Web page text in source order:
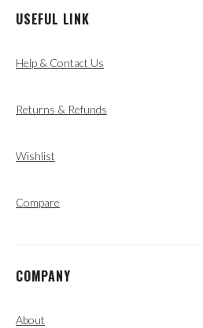
USEFUL LINK
Help & Contact Us
Returns & Refunds
Wishlist
Compare
COMPANY
About